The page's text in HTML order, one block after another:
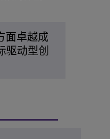
面卓越成
驱动型创